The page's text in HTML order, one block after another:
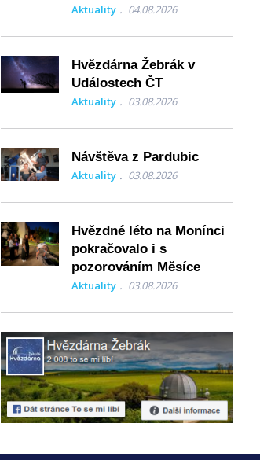
Aktuality 04.08.2026
Hvězdárna Žebrák v
Událostech ČT
Aktuality 03.08.2026
Návštěva z Pardubic
Aktuality 03.08.2026
Hvězdné léto na Monínci
pokračovalo i s
pozorováním Měsíce
Aktuality 03.08.2026